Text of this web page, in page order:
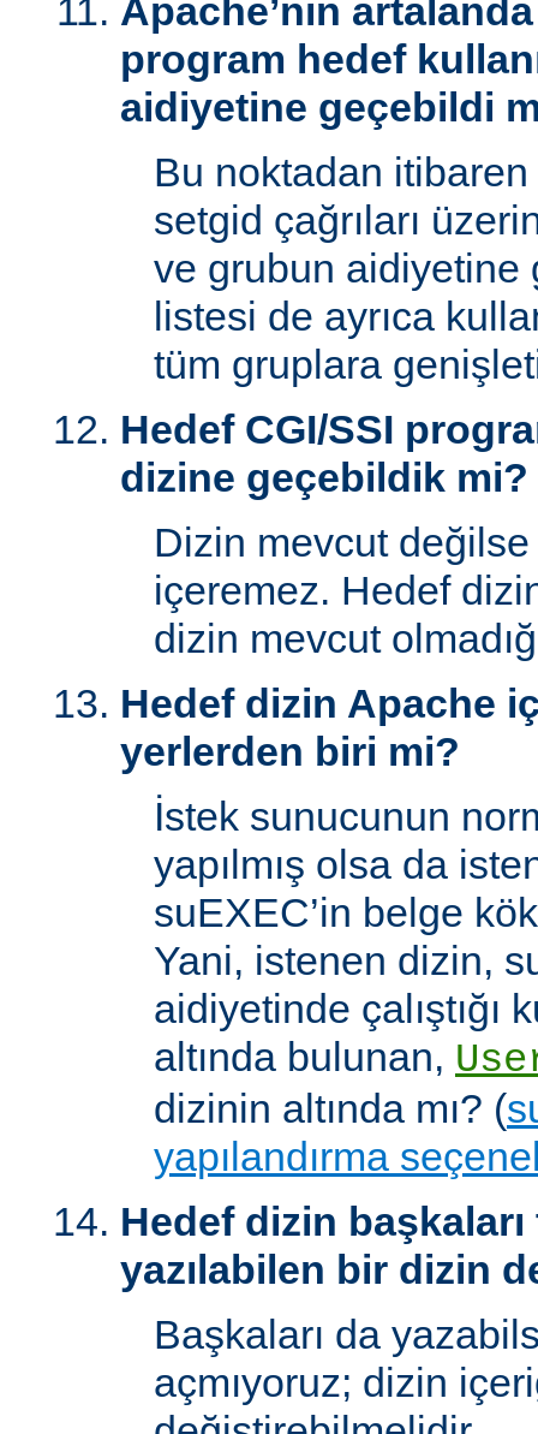
Apache’nin artalanda
program hedef
aidiyetine geçebildi
Bu noktadan
setgid çağrıları
ve grubun aidiyetine
listesi de ayrıca
tüm gruplara
Hedef CGI/SSI
dizine geçebildik mi?
Dizin mevcut değilse
içeremez. Hedef
dizin mevcut
Hedef dizin Apache
yerlerden biri mi?
İstek sunucunun
yapılmış olsa da
suEXEC’in belge
Yani, istenen dizin,
aidiyetinde çalıştığı
altında bulunan,
dizinin altında mı? (
yapılandırma
Hedef dizin başkaları
yazılabilen bir dizin
Başkaları da
açmıyoruz; dizin